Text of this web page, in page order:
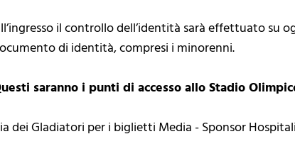
il controllo dell’identità sarà effettuato
di identità, compresi i minorenni.
saranno i punti di accesso allo Stadio
dei Gladiatori per i biglietti Media - Sponsor